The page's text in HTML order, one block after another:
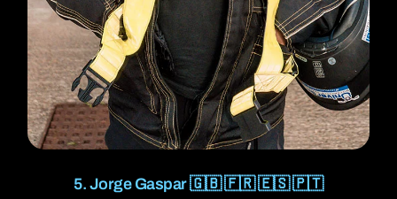
5. Jorge Gaspar 🇬🇧 🇫🇷 🇪🇸 🇵🇹